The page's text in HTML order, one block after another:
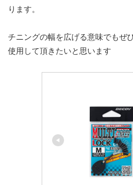
ります。
チニングの幅を広げる意味でもぜ
使用して頂きたいと思います